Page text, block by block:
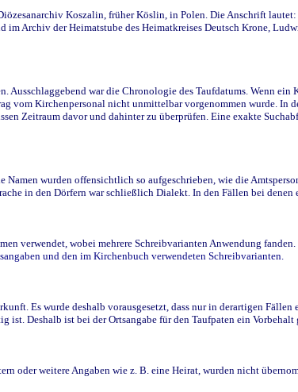
Koszalin, früher Köslin, in Polen. Die Anschrift
im Archiv der Heimatstube des Heimatkreises Deutsch Krone,
war die Chronologie des Taufdatums. Wenn
vom Kirchenpersonal nicht unmittelbar vorgenommen wurde.
Zeitraum davor und dahinter zu überprüfen. Eine exakte
wurden offensichtlich so aufgeschrieben, wie die
in den Dörfern war schließlich Dialekt. In den Fällen bei
verwendet, wobei mehrere Schreibvarianten Anwendung
und den im Kirchenbuch verwendeten Schreibvarianten.
Es wurde deshalb vorausgesetzt, dass nur in derartigen
Deshalb ist bei der Ortsangabe für den Taufpaten ein
oder weitere Angaben wie z. B. eine Heirat, wurden nicht